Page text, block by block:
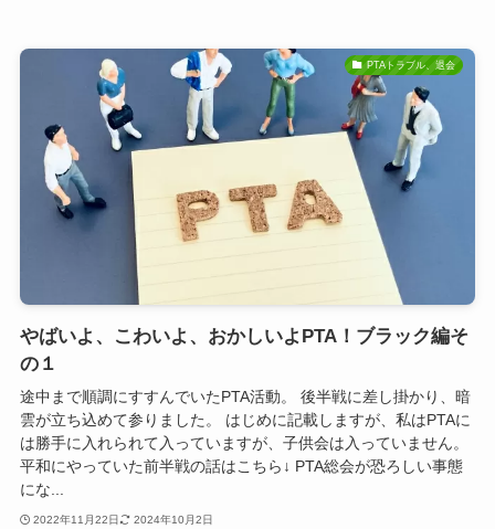
PTAトラブル、退会
やばいよ、こわいよ、おかしいよPTA！ブラック編そ
の１
途中まで順調にすすんでいたPTA活動。 後半戦に差し掛かり、暗
雲が立ち込めて参りました。 はじめに記載しますが、私はPTAに
は勝手に入れられて入っていますが、子供会は入っていません。
平和にやっていた前半戦の話はこちら↓ PTA総会が恐ろしい事態
にな...
2022年11月22日 2024年10月2日